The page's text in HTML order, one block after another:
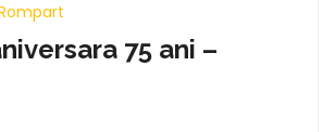
75 ani –